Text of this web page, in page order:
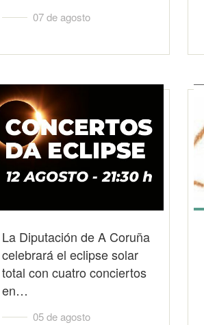
07 de agosto
La Diputación de A Coruña
celebrará el eclipse solar
total con cuatro conciertos
en…
05 de agosto